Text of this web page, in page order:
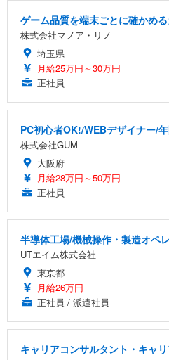
ゲーム品質を端末ごとに確かめ
株式会社マノア・リノ
埼玉県
月給25万円～30万円
正社員
PC初心者OK!/WEBデザイナー/
株式会社GUM
大阪府
月給28万円～50万円
正社員
半導体工場/機械操作・製造オペ
UTエイム株式会社
東京都
月給26万円
正社員 / 派遣社員
キャリアコンサルタント・キャ